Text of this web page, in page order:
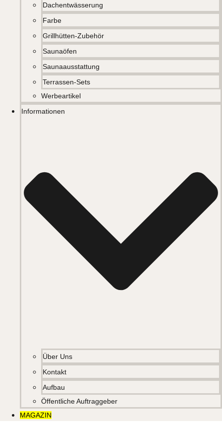
Dachentwässerung
Farbe
Grillhütten-Zubehör
Saunaöfen
Saunaausstattung
Terrassen-Sets
Werbeartikel
Informationen
Über Uns
Kontakt
Aufbau
Öffentliche Auftraggeber
MAGAZIN